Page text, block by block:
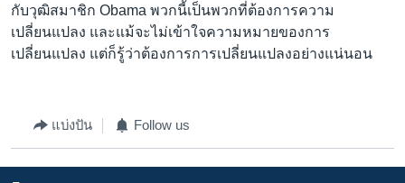
กับวุฒิสมาชิก Obama พวกนี้เป็นพวกที่ต้องการความ
เปลี่ยนแปลง และแม้จะไม่เข้าใจความหมายของการ
เปลี่ยนแปลง แต่ก็รู้ว่าต้องการการเปลี่ยนแปลงอย่างแน่นอน
แบ่งปัน Follow us